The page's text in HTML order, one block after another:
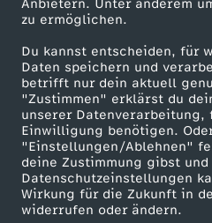
Anbietern. Unter anderem
zu ermöglichen.
Du kannst entscheiden, für
Daten speichern und
betrifft nur dein aktuell
"Zustimmen" erklärst du
unserer Datenverarbeitung,
Einwilligung benötigen.
"Einstellungen/Ablehnen"
deine Zustimmung gibst
Datenschutzeinstellungen
Wirkung für die Zukunft in
widerrufen oder ändern.
r
w
e
r
d
Karriere
ZDF goes Schule
Werbefernsehen
Mainzelmännchen